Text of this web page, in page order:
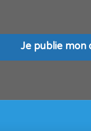
Je publie mon